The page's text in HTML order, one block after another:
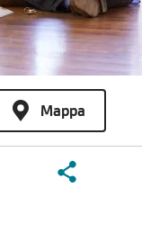
Mappa